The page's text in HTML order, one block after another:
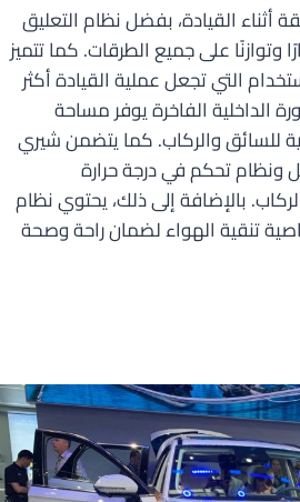
9 راحة فائقة أثناء القيادة، بفضل نظام التعليق
وتوازنًا على جميع الطرقات. كما تتميز
التي تجعل عملية القيادة أكثر
الداخلية الفاخرة يوفر مساحة
للسائق والركاب. كما يتضمن شيري
ونظام تحكم في درجة حرارة
بالإضافة إلى ذلك، يحتوي نظام
تنقية الهواء لضمان راحة وصحة